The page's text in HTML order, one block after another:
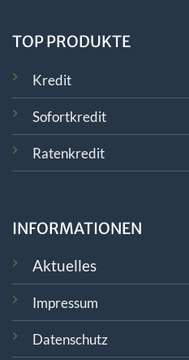
TOP PRODUKTE
Kredit
Sofortkredit
Ratenkredit
INFORMATIONEN
Aktuelles
Impressum
Datenschutz